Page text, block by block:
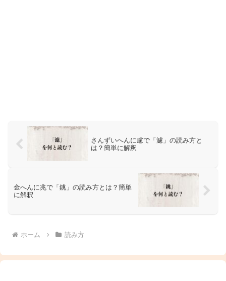
さんずいへんに慮で「濾」の読み方と
は？簡単に解釈
金へんに兆で「銚」の読み方とは？簡単
に解釈
ホーム 読み方